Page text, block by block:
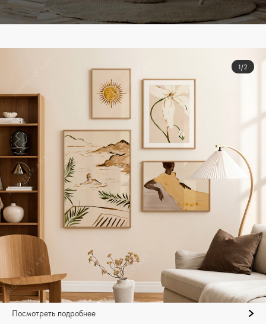
1/2
Посмотреть подробнее